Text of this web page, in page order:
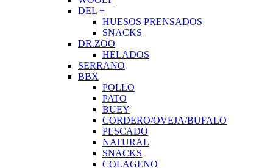
DEL +
HUESOS PRENSADOS
SNACKS
DR.ZOO
HELADOS
SERRANO
BBX
POLLO
PATO
BUEY
CORDERO/OVEJA/BUFALO
PESCADO
NATURAL
SNACKS
COLAGENO